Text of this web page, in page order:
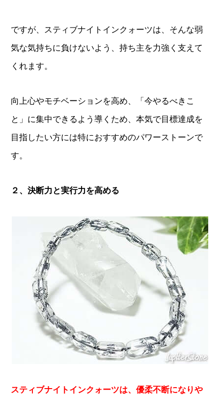
ですが、スティブナイトインクォーツは、そんな弱
気な気持ちに負けないよう、持ち主を力強く支えて
くれます。
向上心やモチベーションを高め、「今やるべきこ
と」に集中できるよう導くため、本気で目標達成を
目指したい方には特におすすめのパワーストーンで
す。
２、決断力と実行力を高める
スティブナイトインクォーツは、優柔不断になりや